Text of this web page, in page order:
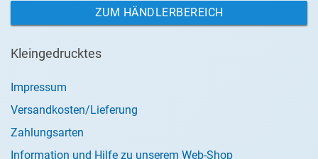
ZUM HÄNDLERBEREICH
Kleingedrucktes
Impressum
Versandkosten/Lieferung
Zahlungsarten
Information und Hilfe zu unserem Web-Shop